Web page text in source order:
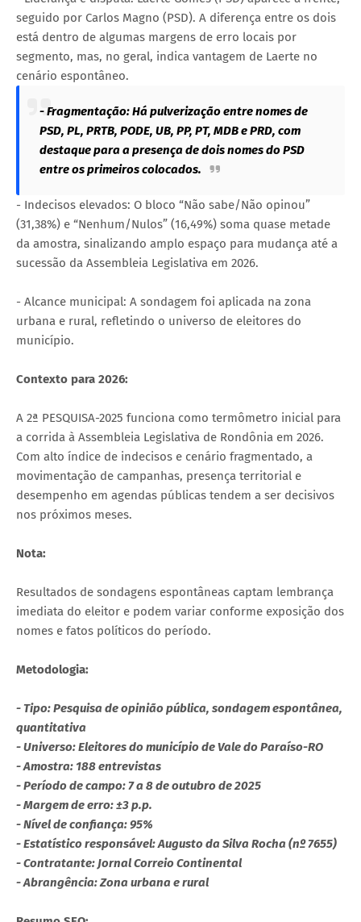
seguido por Carlos Magno (PSD). A diferença entre os dois
está dentro de algumas margens de erro locais por
segmento, mas, no geral, indica vantagem de Laerte no
cenário espontâneo.
- Fragmentação: Há pulverização entre nomes de
PSD, PL, PRTB, PODE, UB, PP, PT, MDB e PRD, com
destaque para a presença de dois nomes do PSD
entre os primeiros colocados.
- Indecisos elevados: O bloco “Não sabe/Não opinou”
(31,38%) e “Nenhum/Nulos” (16,49%) soma quase metade
da amostra, sinalizando amplo espaço para mudança até a
sucessão da Assembleia Legislativa em 2026.
- Alcance municipal: A sondagem foi aplicada na zona
urbana e rural, refletindo o universo de eleitores do
município.
Contexto para 2026:
A 2ª PESQUISA-2025 funciona como termômetro inicial para
a corrida à Assembleia Legislativa de Rondônia em 2026.
Com alto índice de indecisos e cenário fragmentado, a
movimentação de campanhas, presença territorial e
desempenho em agendas públicas tendem a ser decisivos
nos próximos meses.
Nota:
Resultados de sondagens espontâneas captam lembrança
imediata do eleitor e podem variar conforme exposição dos
nomes e fatos políticos do período.
Metodologia:
- Tipo: Pesquisa de opinião pública, sondagem espontânea,
quantitativa
- Universo: Eleitores do município de Vale do Paraíso-RO
- Amostra: 188 entrevistas
- Período de campo: 7 a 8 de outubro de 2025
- Margem de erro: ±3 p.p.
- Nível de confiança: 95%
- Estatístico responsável: Augusto da Silva Rocha (nº 7655)
- Contratante: Jornal Correio Continental
- Abrangência: Zona urbana e rural